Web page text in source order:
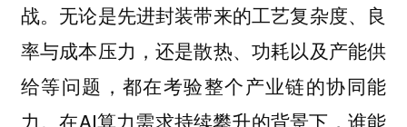
战。无论是先进封装带来的工艺复杂度、良
率与成本压力，还是散热、功耗以及产能供
给等问题，都在考验整个产业链的协同能
力。在AI算力需求持续攀升的背景下，谁能